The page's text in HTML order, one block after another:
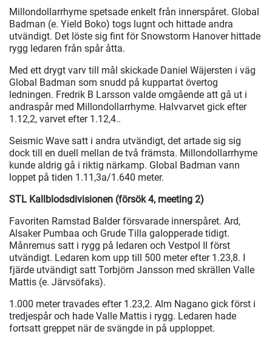
Millondollarrhyme spetsade enkelt från innerspåret. Global
Badman (e. Yield Boko) togs lugnt och hittade andra
utvändigt. Det löste sig fint för Snowstorm Hanover hittade
rygg ledaren från spår åtta.
Med ett drygt varv till mål skickade Daniel Wäjersten i väg
Global Badman som snudd på kuppartat övertog
ledningen. Fredrik B Larsson valde omgående att gå ut i
andraspår med Millondollarrhyme. Halvvarvet gick efter
1.12,2, varvet efter 1.12,4..
Seismic Wave satt i andra utvändigt, det artade sig sig
dock till en duell mellan de två främsta. Millondollarrhyme
kunde aldrig gå i riktig närkamp. Global Badman vann
loppet på tiden 1.11,3a/1.640 meter.
STL Kallblodsdivisionen (försök 4, meeting 2)
Favoriten Ramstad Balder försvarade innerspåret. Ard,
Alsaker Pumbaa och Grude Tilla galopperade tidigt.
Månremus satt i rygg på ledaren och Vestpol Il först
utvändigt. Ledaren kom upp till 500 meter efter 1.23,8. I
fjärde utvändigt satt Torbjörn Jansson med skrällen Valle
Mattis (e. Järvsöfaks).
1.000 meter travades efter 1.23,2. Alm Nagano gick först i
tredjespår och hade Valle Mattis i rygg. Ledaren hade
fortsatt greppet när de svängde in på upploppet.